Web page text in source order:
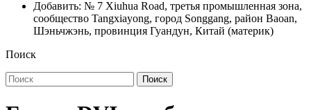
Добавить: № 7 Xiuhua Road, третья промышленная зона,
сообщество Tangxiayong, город Songgang, район Baoan,
Шэньчжэнь, провинция Гуандун, Китай (материк)
Поиск
Поиск